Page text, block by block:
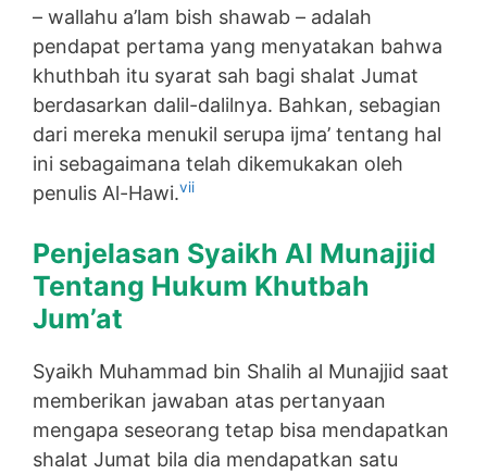
– wallahu a’lam bish shawab – adalah
pendapat pertama yang menyatakan bahwa
khuthbah itu syarat sah bagi shalat Jumat
berdasarkan dalil-dalilnya. Bahkan, sebagian
dari mereka menukil serupa ijma’ tentang hal
ini sebagaimana telah dikemukakan oleh
penulis Al-Hawi.vii
Penjelasan Syaikh Al Munajjid
Tentang Hukum Khutbah
Jum’at
Syaikh Muhammad bin Shalih al Munajjid saat
memberikan jawaban atas pertanyaan
mengapa seseorang tetap bisa mendapatkan
shalat Jumat bila dia mendapatkan satu